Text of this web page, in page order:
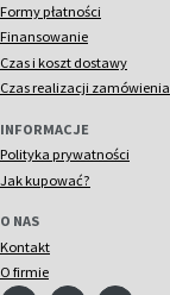
Formy płatności
Finansowanie
Czas i koszt dostawy
Czas realizacji zamówienia
INFORMACJE
Polityka prywatności
Jak kupować?
O NAS
Kontakt
O firmie